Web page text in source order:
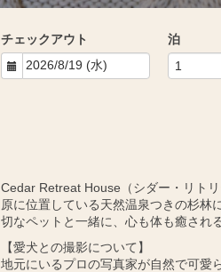
チェックアウト 泊
Cedar Retreat House（シダー・リト
原に位置している天然温泉つきの杉林
切なペットと一緒に、心も体も癒され
【愛犬との撮影について】
地元にいるプロの写真家が自然で可愛